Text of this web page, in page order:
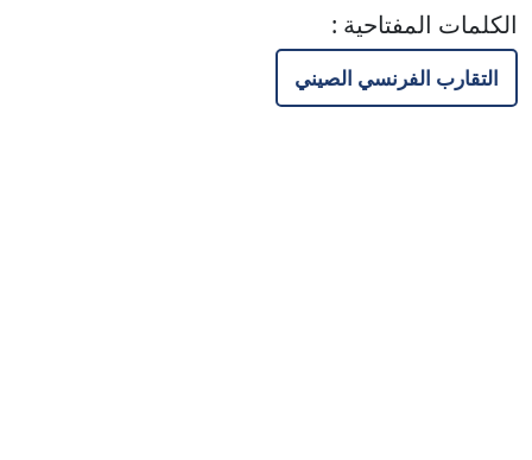
الكلمات المفتاحية :
التقارب الفرنسي الصيني